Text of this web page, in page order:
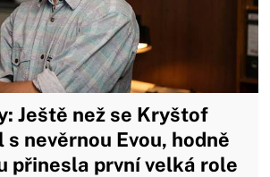
Ještě než se Kryštof
nevěrnou Evou, hodně
přinesla první velká role